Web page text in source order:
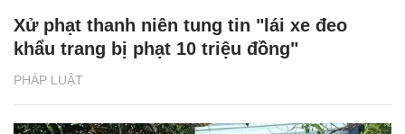
PHÁP LUẬT
Xử phạt thanh niên tung tin "lái xe đeo
khẩu trang bị phạt 10 triệu đồng"